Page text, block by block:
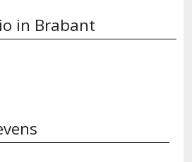
in Brabant